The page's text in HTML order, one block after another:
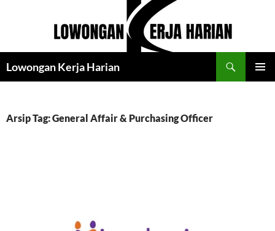
Lowongan Kerja Harian
Arsip Tag: General Affair & Purchasing Officer